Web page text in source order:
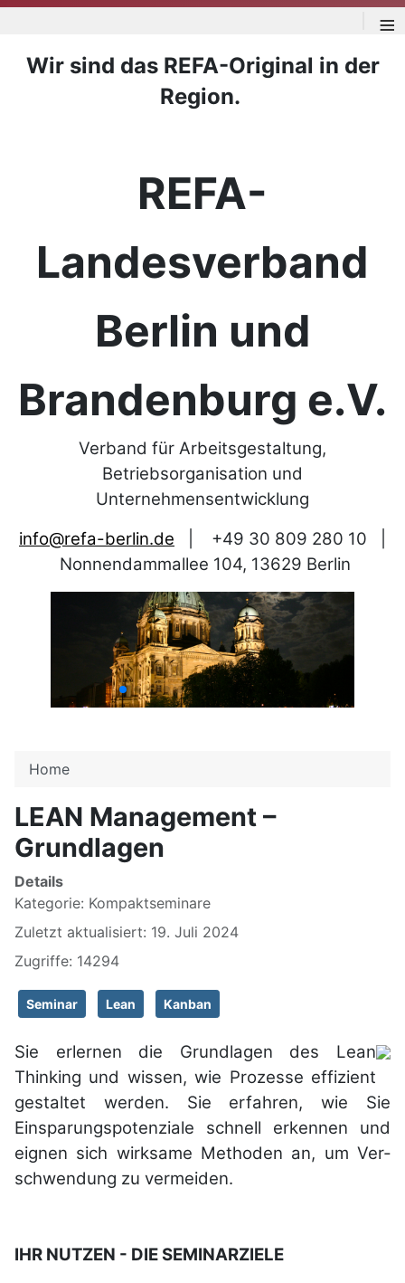
≡
Wir sind das REFA-Original in der
Region.
REFA-
Landesverband
Berlin und
Brandenburg e.V.
Verband für Arbeitsgestaltung,
Betriebsorganisation und
Unternehmensentwicklung
info@refa-berlin.de
+49 30 809 280 10
Nonnendammallee 104, 13629 Berlin
Home
LEAN Management –
Grundlagen
Details
Kategorie: Kompaktseminare
Zuletzt aktualisiert: 19. Juli 2024
Zugriffe: 14294
Seminar Lean Kanban
Sie erlernen die Grund­lagen des Lean
Thinking und wissen, wie Pro­zesse effizient
gestal­tet werden. Sie er­fahren, wie Sie
Einsparungs­poten­ziale schnell er­kennen und
eignen sich wirk­same Metho­den an, um Ver­
schwen­dung zu ver­meiden.
IHR NUTZEN - DIE SEMINARZIELE